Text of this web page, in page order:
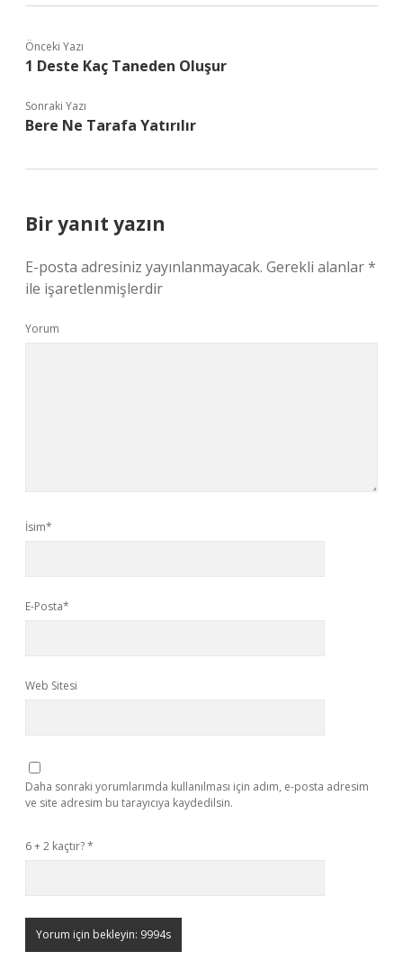
Önceki Yazı
1 Deste Kaç Taneden Oluşur
Sonraki Yazı
Bere Ne Tarafa Yatırılır
Bir yanıt yazın
E-posta adresiniz yayınlanmayacak. Gerekli alanlar*
ile işaretlenmişlerdir
Yorum
İsim*
E-Posta*
Web Sitesi
Daha sonraki yorumlarımda kullanılması için adım, e-posta adresim
ve site adresim bu tarayıcıya kaydedilsin.
6 + 2 kaçtır?*